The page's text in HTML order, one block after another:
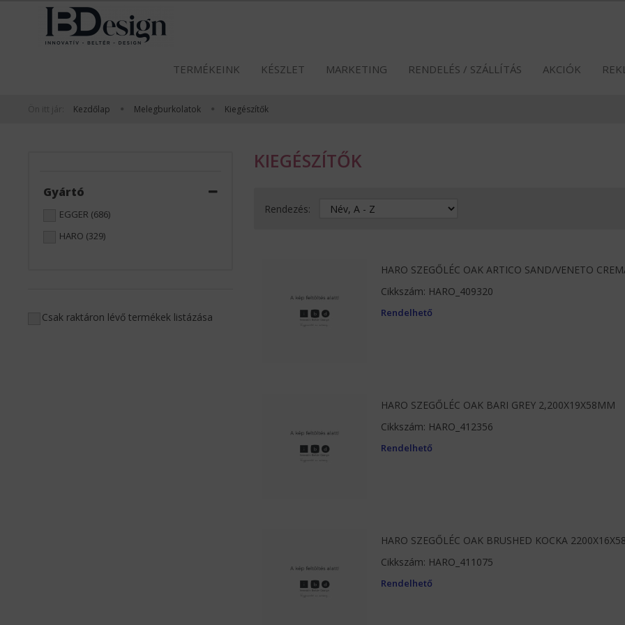
TERMÉKEINK KÉSZLET MARKETING RENDELÉS / SZÁLLÍTÁS AKCIÓK
Ön itt jár: Kezdőlap Melegburkolatok Kiegészítők
KIEGÉSZÍTŐK
Rendezés:
HARO SZEGŐLÉC OAK ARTICO SAND/VENETO
Cikkszám: HARO_409320
Rendelhető
HARO SZEGŐLÉC OAK BARI GREY 2,200X19X58MM
Cikkszám: HARO_412356
Rendelhető
HARO SZEGŐLÉC OAK BRUSHED KOCKA
Cikkszám: HARO_411075
Rendelhető
Gyártó
EGGER (686)
HARO (329)
Csak raktáron lévő termékek listázása